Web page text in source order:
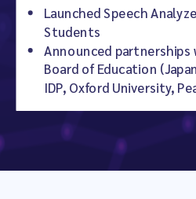
Launched Speech
Students
Announced partnerships
Board of Education
IDP, Oxford University,